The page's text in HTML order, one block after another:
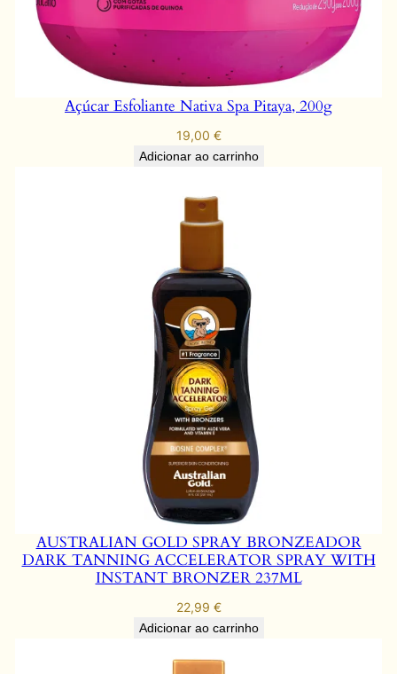
Açúcar Esfoliante Nativa Spa Pitaya, 200g
19,00 €
Adicionar ao carrinho
AUSTRALIAN GOLD SPRAY BRONZEADOR
DARK TANNING ACCELERATOR SPRAY WITH
INSTANT BRONZER 237ML
22,99 €
Adicionar ao carrinho